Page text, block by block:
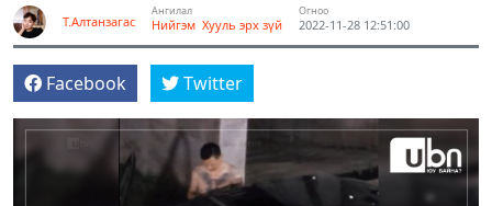
Т.Алтанзагас
Ангилал
Нийгэм Хууль эрх зүй
Огноо
2022-11-28 12:51:00
Facebook Twitter